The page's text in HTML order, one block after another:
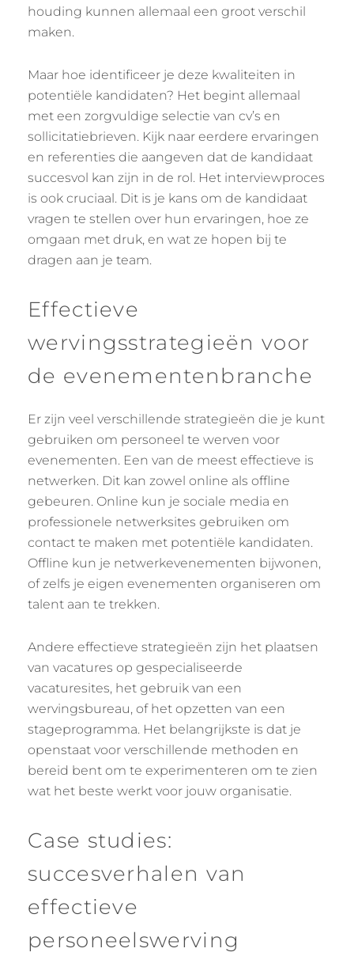
houding kunnen allemaal een groot verschil
maken.
Maar hoe identificeer je deze kwaliteiten in
potentiële kandidaten? Het begint allemaal
met een zorgvuldige selectie van cv’s en
sollicitatiebrieven. Kijk naar eerdere ervaringen
en referenties die aangeven dat de kandidaat
succesvol kan zijn in de rol. Het interviewproces
is ook cruciaal. Dit is je kans om de kandidaat
vragen te stellen over hun ervaringen, hoe ze
omgaan met druk, en wat ze hopen bij te
dragen aan je team.
Effectieve
wervingsstrategieën voor
de evenementenbranche
Er zijn veel verschillende strategieën die je kunt
gebruiken om personeel te werven voor
evenementen. Een van de meest effectieve is
netwerken. Dit kan zowel online als offline
gebeuren. Online kun je sociale media en
professionele netwerksites gebruiken om
contact te maken met potentiële kandidaten.
Offline kun je netwerkevenementen bijwonen,
of zelfs je eigen evenementen organiseren om
talent aan te trekken.
Andere effectieve strategieën zijn het plaatsen
van vacatures op gespecialiseerde
vacaturesites, het gebruik van een
wervingsbureau, of het opzetten van een
stageprogramma. Het belangrijkste is dat je
openstaat voor verschillende methoden en
bereid bent om te experimenteren om te zien
wat het beste werkt voor jouw organisatie.
Case studies:
succesverhalen van
effectieve
personeelswerving